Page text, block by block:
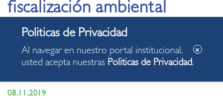
fiscalización ambiental
en conocidos
restaurantes del
distrito
08.11.2019
Al navegar en nuestro portal institucional,
usted acepta nuestras Politicas de Privacidad.